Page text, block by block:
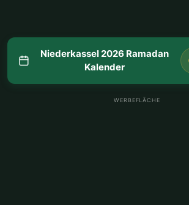
Niederkassel 2026 Ramadan
Kalender
WERBEFLÄCHE